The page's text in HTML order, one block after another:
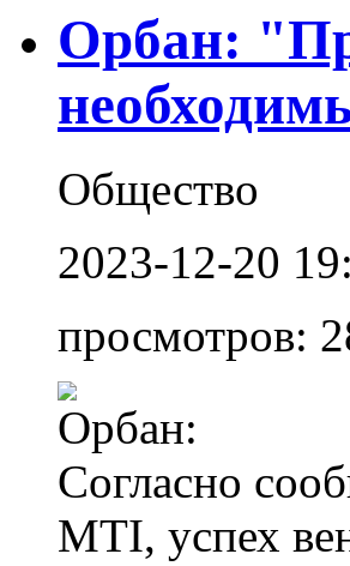
Орбан:
Общество
2023-12-20
просмотров:
Согласно
MTI, успех